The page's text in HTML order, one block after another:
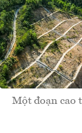
Một đoạn cao